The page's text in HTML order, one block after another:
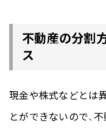
不動産の分割
ス
現金や株式などとは
とができないので、